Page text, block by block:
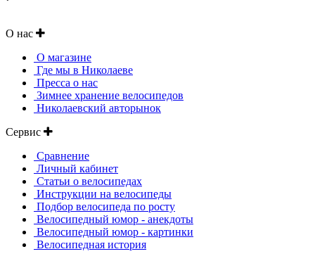
О нас
О магазине
Где мы в Николаеве
Пресса о нас
Зимнее хранение велосипедов
Николаевский авторынок
Сервис
Сравнение
Личный кабинет
Статьи о велосипедах
Инструкции на велосипеды
Подбор велосипеда по росту
Велосипедный юмор - анекдоты
Велосипедный юмор - картинки
Велосипедная история